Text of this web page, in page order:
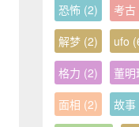
恐怖 (2) 考古
解梦 (2) ufo
格力 (2) 董明
面相 (2) 故事